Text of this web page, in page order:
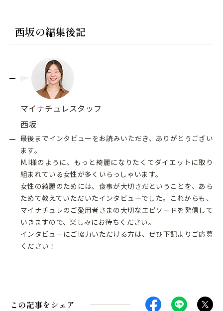
西坂の編集後記
マイナチュレスタッフ
西坂
最後までインタビューをお読みいただき、ありがとうござい
ます。
M.I様のように、もっと綺麗になりたくてダイエットに取り
組まれている女性が多くいらっしゃいます。
女性の綺麗のためには、食事が大切さだということを、あら
ためて教えていただいたインタビューでした。これからも、
マイナチュレのご愛用者さまの大切なエピソードを発信して
いきますので、楽しみにお待ちください。
インタビューにご協力いただける方は、ぜひ下記よりご応募
ください！
この記事をシェア